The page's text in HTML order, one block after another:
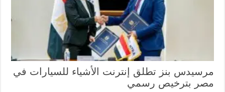
مرسيدس بنز تطلق إنترنت الأشياء للسيارات في
مصر بترخيص رسمي